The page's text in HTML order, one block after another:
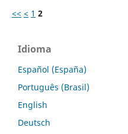
<< < 1 2
Idioma
Español (España)
Português (Brasil)
English
Deutsch